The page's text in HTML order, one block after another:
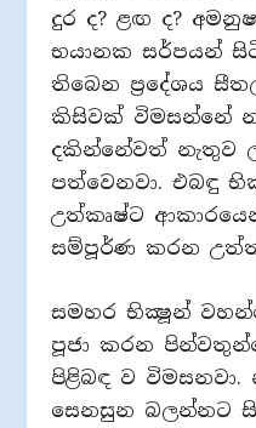
දුර ද? ළඟ ද?
භයානක සර්පයන්
තිබෙන ප්‍රදේශය
කිසිවක් විමසන්නේ
දකින්නේවත් නැතුව
පත්වෙනවා. එබඳු
උත්කෘෂ්ට
සම්පූර්ණ කරන
සමහර භික්‍ෂූන්
පූජා කරන
පිළිබඳ ව
සෙනසුන බලන්නට